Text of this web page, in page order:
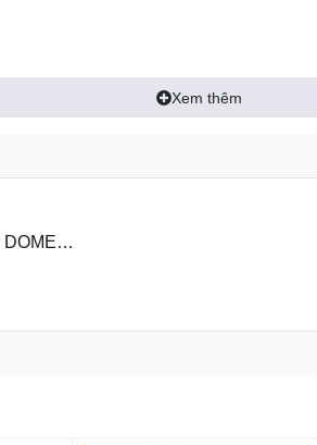
Xem thêm